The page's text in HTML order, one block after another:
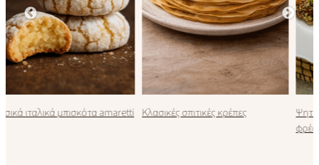
Κλασικές σπιτικές κρέπες
Ψητή κολοκύθα με κινόα και